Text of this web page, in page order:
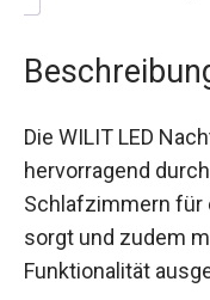
Die WILIT LED
hervorragend
Schlafzimmern für
sorgt und zudem
Funktionalität